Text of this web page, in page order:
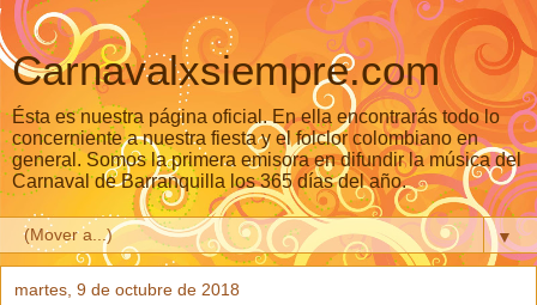
Carnavalxsiempre.com
Ésta es nuestra página oficial. En ella encontrarás todo lo
concerniente a nuestra fiesta y el folclor colombiano en
general. Somos la primera emisora en difundir la música del
Carnaval de Barranquilla los 365 días del año.
▼
martes, 9 de octubre de 2018